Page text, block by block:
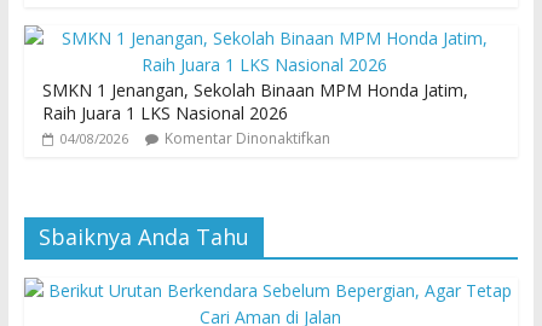
SMKN 1 Jenangan, Sekolah Binaan MPM Honda Jatim,
Raih Juara 1 LKS Nasional 2026
04/08/2026 Komentar Dinonaktifkan
Sbaiknya Anda Tahu